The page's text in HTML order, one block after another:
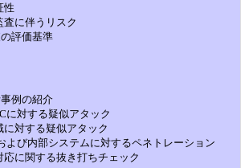
性
に伴うリスク
評価基準
例の紹介
に対する疑似アタック
対する疑似アタック
び内部システムに対するペネトレーション
に関する抜き打ちチェック